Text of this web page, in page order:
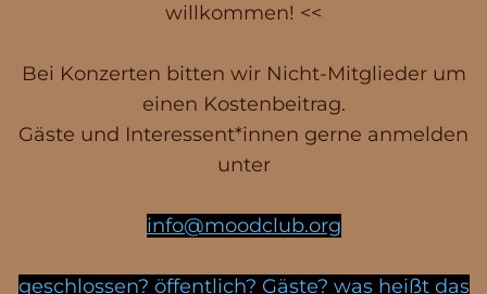
willkommen! <<
Bei Konzerten bitten wir Nicht-Mitglieder um
einen Kostenbeitrag.
Gäste und Interessent*innen gerne anmelden
unter
info@moodclub.org
geschlossen? öffentlich? Gäste? was heißt das